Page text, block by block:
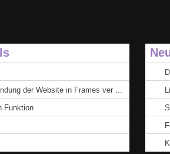
der Website in Frames ver ...
Funktion